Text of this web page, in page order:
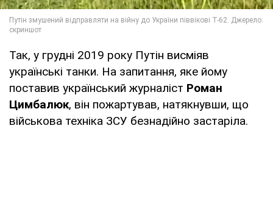
Так, у грудні 2019 року Путін висміяв
українські танки. На запитання, яке йому
поставив український журналіст Роман
Цимбалюк, він пожартував, натякнувши, що
військова техніка ЗСУ безнадійно застаріла.